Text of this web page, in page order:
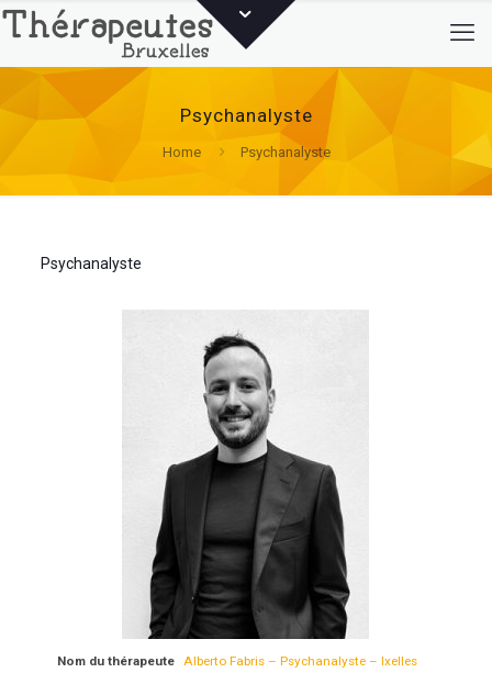
Psychanalyste
Home Psychanalyste
Psychanalyste
Nom du thérapeute Alberto Fabris – Psychanalyste – Ixelles